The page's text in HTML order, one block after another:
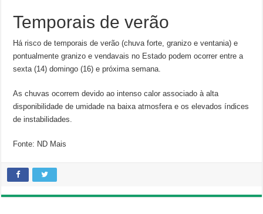
Temporais de verão
Há risco de temporais de verão (chuva forte, granizo e ventania) e
pontualmente granizo e vendavais no Estado podem ocorrer entre a
sexta (14) domingo (16) e próxima semana.
As chuvas ocorrem devido ao intenso calor associado à alta
disponibilidade de umidade na baixa atmosfera e os elevados índices
de instabilidades.
Fonte: ND Mais